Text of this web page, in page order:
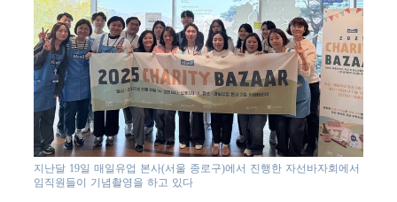
지난달 19일 매일유업 본사(서울 종로구)에서 진행한 자선바자회에서
임직원들이 기념촬영을 하고 있다